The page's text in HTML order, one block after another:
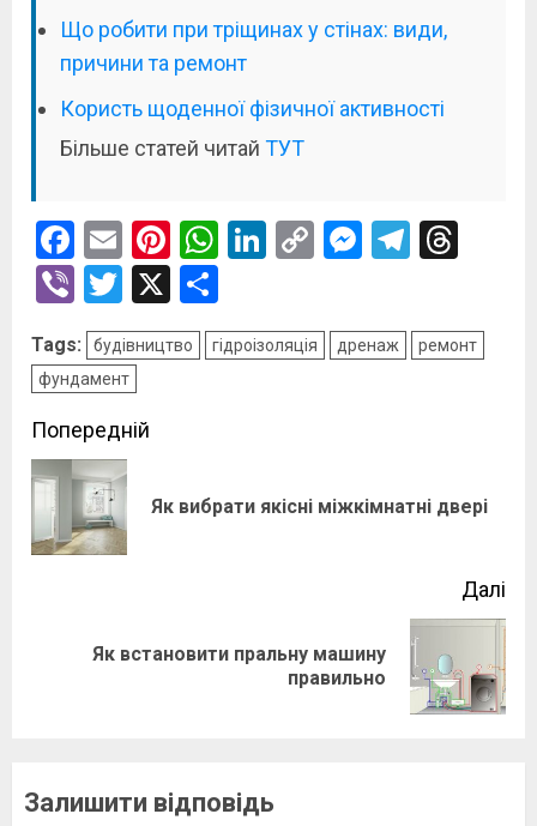
Що робити при тріщинах у стінах: види,
причини та ремонт
Користь щоденної фізичної активності
Більше статей читай ТУТ
Facebook
EmailPinterest
WhatsApp
LinkedIn
Copy
ViberTwitter
X
Tags: будівництво гідроізоляція дренаж
ремонт
фундамент
Post
navigation
Попередній
Як вибрати якісні міжкімнатні двері
Далі
НаступнийЯк встановити пральну машину
правильно
Залишити відповідь